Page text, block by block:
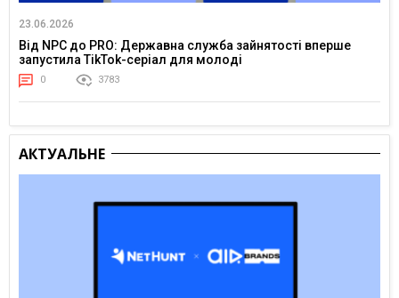
23.06.2026
Від NPC до PRO: Державна служба зайнятості вперше
запустила TikTok-серіал для молоді
0 3783
АКТУАЛЬНЕ